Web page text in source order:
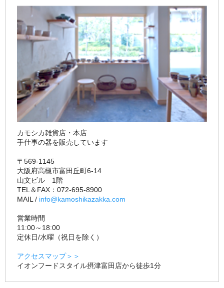
カモシカ雑貨店・本店
手仕事の器を販売しています
〒569-1145
大阪府高槻市富田丘町6-14
山文ビル 1階
TEL＆FAX：072-695-8900
MAIL / info@kamoshikazakka.com
営業時間
11:00～18:00
定休日/水曜（祝日を除く）
アクセスマップ＞＞
イオンフードスタイル摂津富田店から徒歩1分